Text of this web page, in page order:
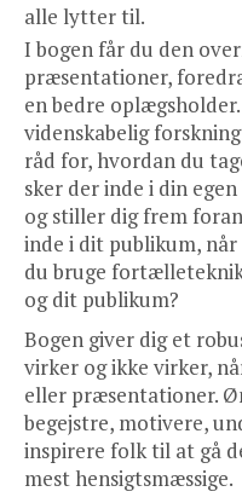
alle lytter til.
I bogen får du den
præsentationer,
en bedre
videnskabelig
råd for, hvordan du
sker der inde i din
og stiller dig frem
inde i dit publikum,
du bruge
og dit publikum?
Bogen giver dig et
virker og ikke virker,
eller præsentationer.
begejstre, motivere,
inspirere folk til at gå
mest hensigtsmæssige.